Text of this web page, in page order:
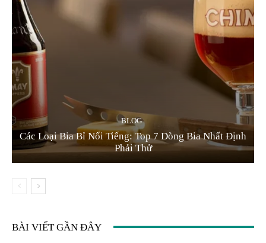
BLOG
Các Loại Bia Bỉ Nổi Tiếng: Top 7 Dòng Bia Nhất Định
Phải Thử
BÀI VIẾT GẦN ĐÂY